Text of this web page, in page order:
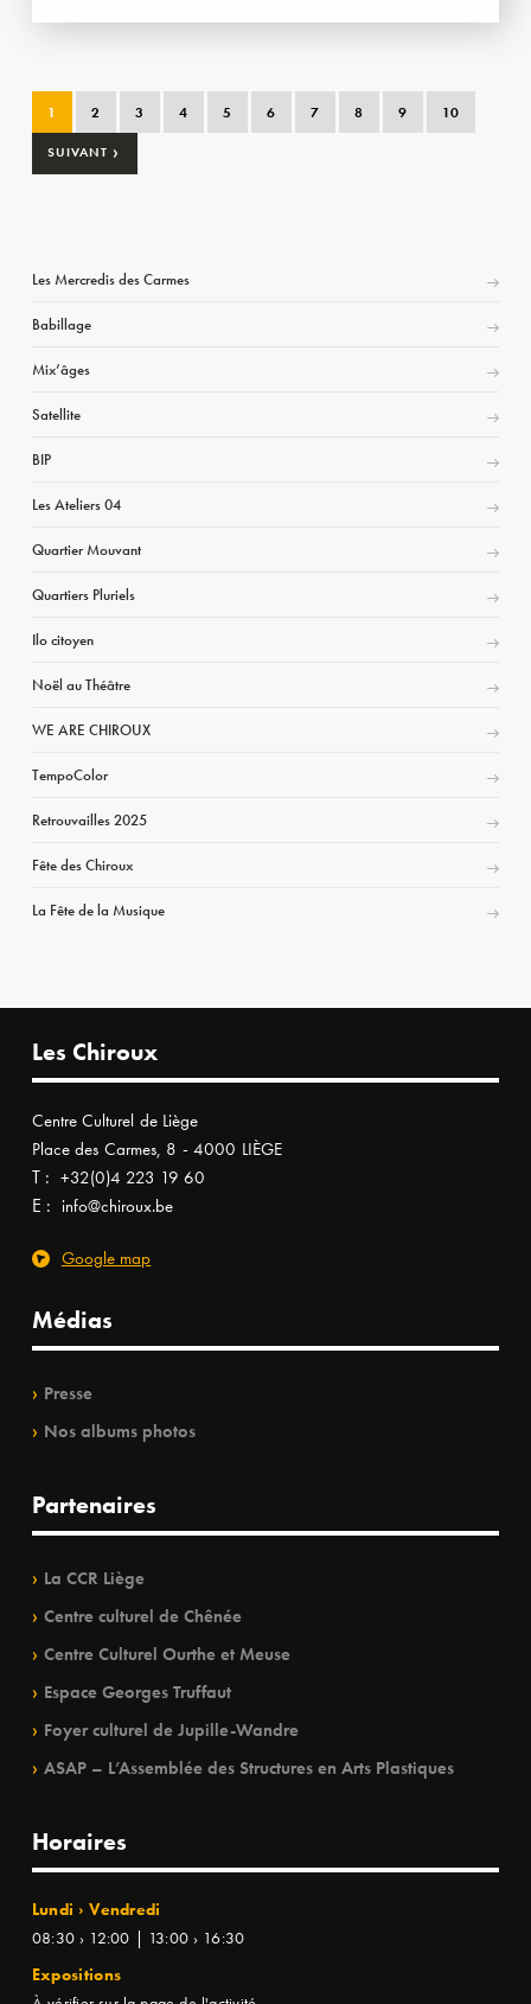
1 2 3 4 5 6 7 8 9 10
SUIVANT ›
Les Mercredis des Carmes
Babillage
Mix’âges
Satellite
BIP
Les Ateliers 04
Quartier Mouvant
Quartiers Pluriels
Ilo citoyen
Noël au Théâtre
WE ARE CHIROUX
TempoColor
Retrouvailles 2025
Fête des Chiroux
La Fête de la Musique
Les Chiroux
Centre Culturel de Liège
Place des Carmes, 8 - 4000 LIÈGE
T : +32(0)4 223 19 60
E : info@chiroux.be
Google map
Médias
Presse
Nos albums photos
Partenaires
La CCR Liège
Centre culturel de Chênée
Centre Culturel Ourthe et Meuse
Espace Georges Truffaut
Foyer culturel de Jupille-Wandre
ASAP – L’Assemblée des Structures en Arts Plastiques
Horaires
Lundi › Vendredi
08:30 › 12:00 | 13:00 › 16:30
Expositions